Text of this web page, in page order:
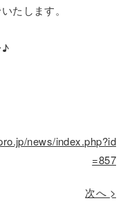
たします。
♪
news/index.php?id
=857
次へ >